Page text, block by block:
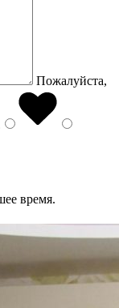
Пожалуйста,
время.